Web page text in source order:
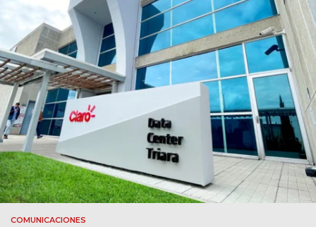
COMUNICACIONES